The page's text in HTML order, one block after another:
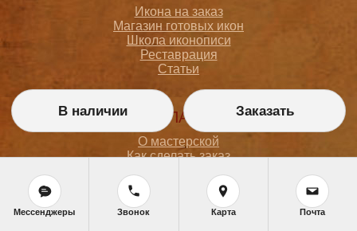
Икона на заказ
Магазин готовых икон
Школа иконописи
Реставрация
Статьи
ПОКУПАТЕЛЮ
О мастерской
Как сделать заказ
Политика конфиденциальности
Согласие на обработку персональных данных
Политика обработки персональных данных
В наличии Заказать
Мессенджеры Звонок Карта Почта